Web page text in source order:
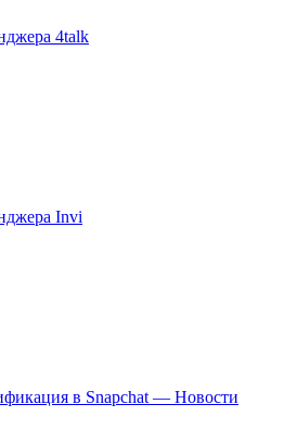
4talk
Invi
в Snapchat — Новости